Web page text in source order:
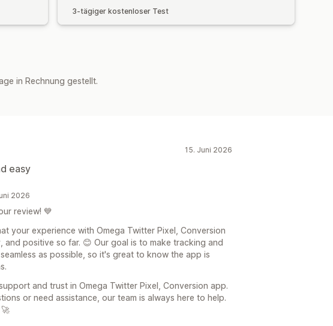
3-tägiger kostenloser Test
in Rechnung gestellt.
15. Juni 2026
easy
2026
review! 💙
your experience with Omega Twitter Pixel, Conversion
and positive so far. 😊 Our goal is to make tracking and
as possible, so it's great to know the app is
and trust in Omega Twitter Pixel, Conversion app.
or need assistance, our team is always here to help.